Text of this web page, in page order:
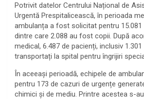
Potrivit datelor Centrului Național de
Urgentă Prespitalicească, în perioada
ambulanța a fost solicitat pentru 15.081
dintre care 2.088 au fost copii. După
medical, 6.487 de pacienți, inclusiv
transportați la spital pentru îngrijiri
În aceeași perioadă, echipele de
pentru 173 de cazuri de urgențe
chimici și de mediu. Printre acestea s-